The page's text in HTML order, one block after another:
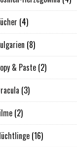
(4)
(8)
& Paste (2)
(3)
(2)
(16)